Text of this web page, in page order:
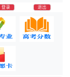
登录 退出